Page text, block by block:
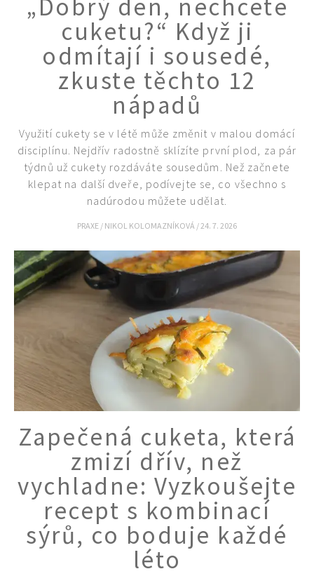
KVÍZY A TESTY
„Dobrý den, nechcete
cuketu?“ Když ji
odmítají i sousedé,
zkuste těchto 12
nápadů
Využití cukety se v létě může změnit v malou domácí
disciplínu. Nejdřív radostně sklízíte první plod, za pár
týdnů už cukety rozdáváte sousedům. Než začnete
klepat na další dveře, podívejte se, co všechno s
nadúrodou můžete udělat.
PRAXE / NIKOL KOLOMAZNÍKOVÁ / 24. 7. 2026
Zapečená cuketa, která
zmizí dřív, než
vychladne: Vyzkoušejte
recept s kombinací
sýrů, co boduje každé
léto